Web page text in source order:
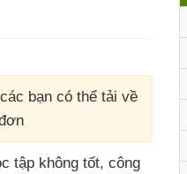
bạn có thể tải về
tập không tốt, công